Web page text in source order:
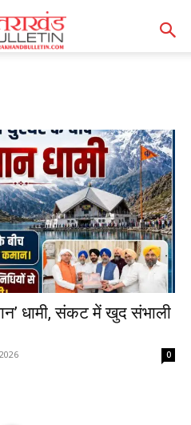
धामी, संकट में खुद संभाली
0